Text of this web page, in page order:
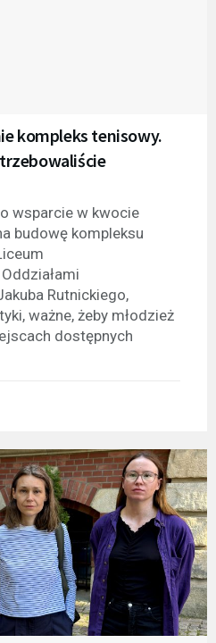
kompleks tenisowy.
wsparcie w kwocie
budowę kompleksu
Rutnickiego,
ważne, żeby młodzież
dostępnych